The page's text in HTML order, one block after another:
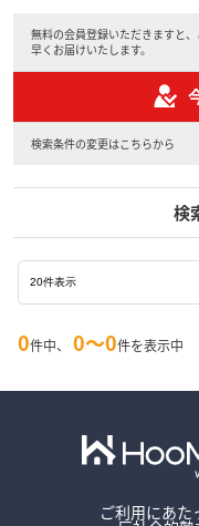
無料の会員登録いただきますと
早くお届けいたします。
検索条件の変更はこちらから
検
0件中、 0〜0件を表示中
ご利用にあた